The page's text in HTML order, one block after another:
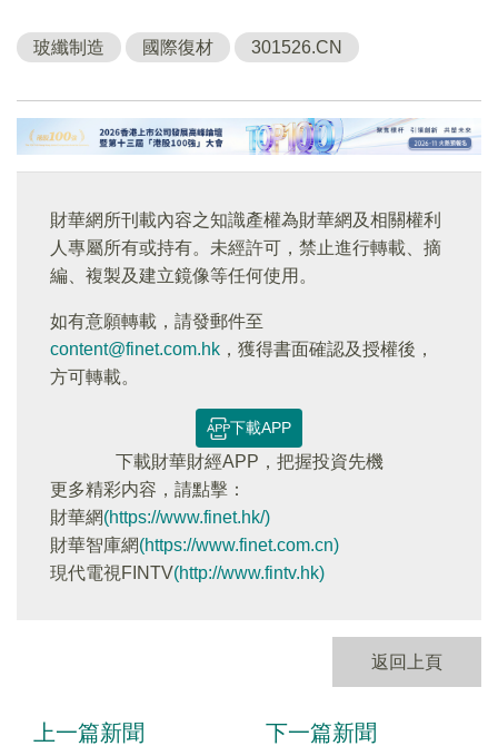
玻纖制造 國際復材 301526.CN
財華網所刊載內容之知識產權為財華網及相關權利
人專屬所有或持有。未經許可，禁止進行轉載、摘
編、複製及建立鏡像等任何使用。
如有意願轉載，請發郵件至
content@finet.com.hk ，獲得書面確認及授權後，
方可轉載。
下載APP
下載財華財經APP，把握投資先機
更多精彩内容，請點擊：
財華網(https://www.finet.hk/)
財華智庫網(https://www.finet.com.cn)
現代電視FINTV(http://www.fintv.hk)
返回上頁
上一篇新聞 下一篇新聞